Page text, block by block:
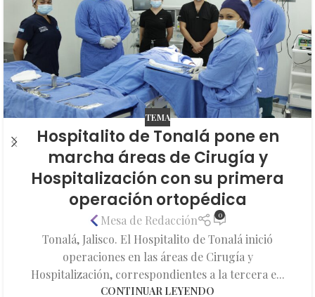
TEMA
Hospitalito de Tonalá pone en
marcha áreas de Cirugía y
Hospitalización con su primera
operación ortopédica
Mesa de Redacción 0
Tonalá, Jalisco. El Hospitalito de Tonalá inició
operaciones en las áreas de Cirugía y
Hospitalización, correspondientes a la tercera e...
CONTINUAR LEYENDO